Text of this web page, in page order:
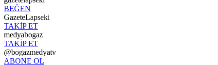
BEĞEN
GazeteLapseki
TAKİP ET
medyabogaz
TAKİP ET
@bogazmedyatv
ABONE OL